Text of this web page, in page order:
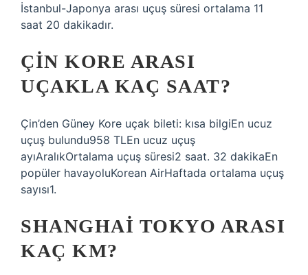
İstanbul-Japonya arası uçuş süresi ortalama 11
saat 20 dakikadır.
ÇIN KORE ARASI
UÇAKLA KAÇ SAAT?
Çin’den Güney Kore uçak bileti: kısa bilgiEn ucuz
uçuş bulundu958 TLEn ucuz uçuş
ayıAralıkOrtalama uçuş süresi2 saat. 32 dakikaEn
popüler havayoluKorean AirHaftada ortalama uçuş
sayısı1.
SHANGHAI TOKYO ARASI
KAÇ KM?